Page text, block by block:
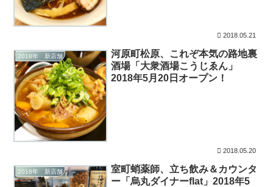
2018.05.21
2018年 新店舗
河原町松原、これぞ本気の路地裏
酒場「大衆酒場こうじゑん」
2018年5月20日オープン！
2018.05.20
2018年 新店舗
室町蛸薬師、立ち飲み＆カウンタ
ー「烏丸ダイナーflat」2018年5